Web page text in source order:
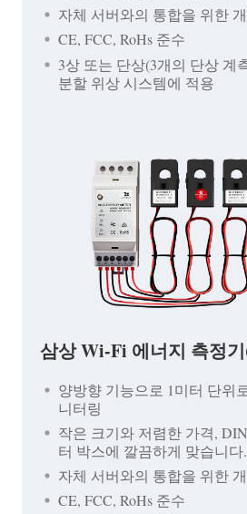
자체 서버와의 통합을 위한
CE, FCC, RoHs 준수
3상 또는 단상(3개의 단상 계
분할 위상 시스템에 적용
삼상 Wi-Fi 에너지 측정
양방향 기능으로 1미터 단위
니터링
작은 크기와 저렴한 가격,
터 박스에 깔끔하게 맞습니다.
자체 서버와의 통합을 위한
CE, FCC, RoHs 준수